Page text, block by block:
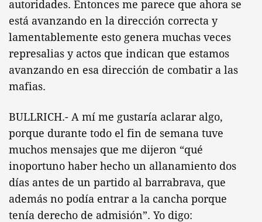
autoridades. Entonces me parece que ahora se
está avanzando en la dirección correcta y
lamentablemente esto genera muchas veces
represalias y actos que indican que estamos
avanzando en esa dirección de combatir a las
mafias.
BULLRICH.- A mí me gustaría aclarar algo,
porque durante todo el fin de semana tuve
muchos mensajes que me dijeron “qué
inoportuno haber hecho un allanamiento dos
días antes de un partido al barrabrava, que
además no podía entrar a la cancha porque
tenía derecho de admisión”. Yo digo: